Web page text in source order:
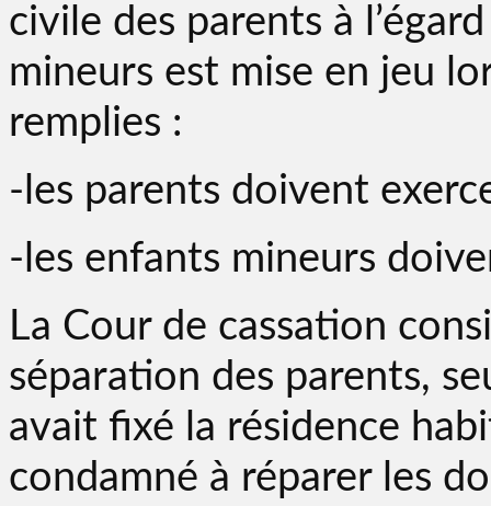
civile des parents à
mineurs est mise en jeu
remplies :
-les parents doivent
-les enfants mineurs
La Cour de cassation
séparation des parents,
avait fixé la résidence
condamné à réparer les